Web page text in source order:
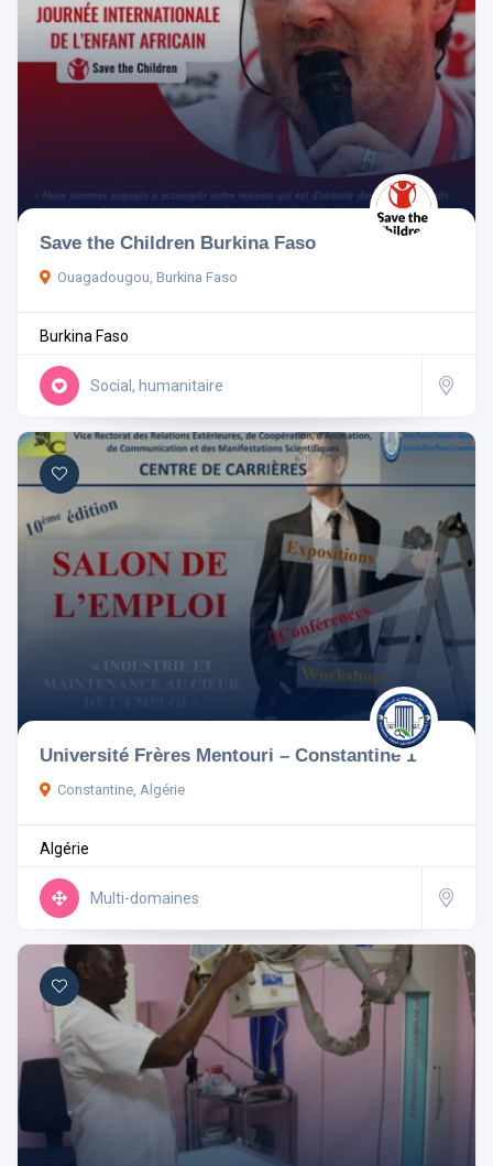
Save the Children Burkina Faso
Ouagadougou, Burkina Faso
Burkina Faso
Social, humanitaire
Université Frères Mentouri – Constantine 1
Constantine, Algérie
Algérie
Multi-domaines